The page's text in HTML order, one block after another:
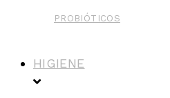
PROBIÓTICOS
HIGIENE